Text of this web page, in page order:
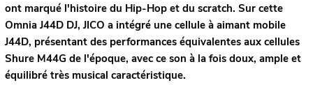
ont marqué l'histoire du Hip-Hop et du scratch. Sur cette
Omnia J44D DJ, JICO a intégré une cellule à aimant mobile
J44D, présentant des performances équivalentes aux cellules
Shure M44G de l'époque, avec ce son à la fois doux, ample et
équilibré très musical caractéristique.